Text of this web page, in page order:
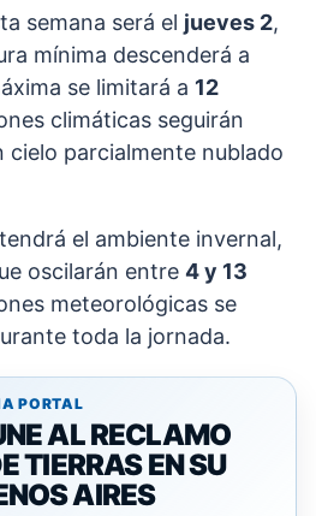
semana será el jueves 2,
mínima descenderá a
se limitará a 12
climáticas seguirán
cielo parcialmente nublado
el ambiente invernal,
oscilarán entre 4 y 13
meteorológicas se
toda la jornada.
PORTAL
AL RECLAMO
TIERRAS EN SU
AIRES